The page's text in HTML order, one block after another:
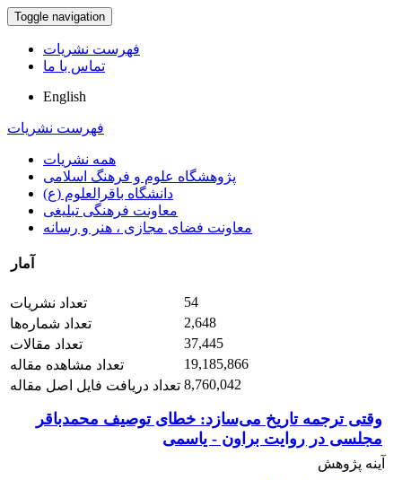
Toggle navigation
فهرست نشریات
تماس با ما
English
فهرست نشریات
همه نشریات
پژوهشگاه علوم و فرهنگ اسلامی
دانشگاه باقرالعلوم (ع)
معاونت فرهنگی تبلیغی
معاونت فضای مجازی ، هنر و رسانه
آمار
تعداد نشریات
54
تعداد شماره‌ها
2,648
تعداد مقالات
37,445
تعداد مشاهده مقاله
19,185,866
تعداد دریافت فایل اصل مقاله 8,760,042
وقتی ترجمه تاریخ می‌سازد: خطای توصیف محمدباقر
مجلسی در روایت براون - یاسمی
آینه پژوهش